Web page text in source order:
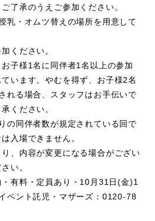
了承のうえご参加ください。
乳・オムツ替えの場所を用意して
ください。
子様1名に同伴者1名以上の参加
います。やむを得ず、お子様2名
れる場合、スタッフはお手伝いで
ください。
の同伴者数が規定されている回で
入場できません。
、内容が変更になる場合がござい
い。
有料・定員あり・10月31日(金)1
ベント託児・マザーズ：0120-78